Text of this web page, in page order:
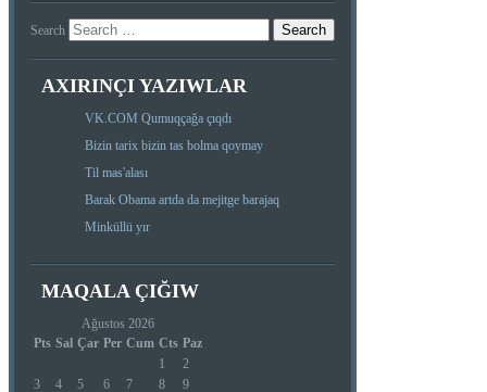
Search
AXIRINÇI YAZIWLAR
VK.COM Qumuqçağa çıqdı
Bizin tarix bizin tas bolma qoymay
Til mas'alası
Barak Obama artda da mejitge barajaq
Minküllü yır
MAQALA ÇIĞIW
Ağustos 2026
Pts Sal Çar Per Cum Cts Paz
1
2
3
4 5 6 7 8
9